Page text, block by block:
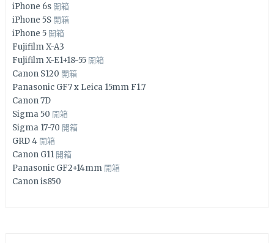
iPhone 6s 開箱
iPhone 5S 開箱
iPhone 5 開箱
Fujifilm X-A3
Fujifilm X-E1+18-55 開箱
Canon S120 開箱
Panasonic GF7 x Leica 15mm F1.7
Canon 7D
Sigma 50 開箱
Sigma 17-70 開箱
GRD 4 開箱
Canon G11 開箱
Panasonic GF2+14mm 開箱
Canon is850